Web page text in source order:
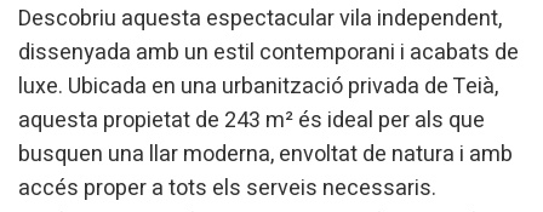
Descobriu aquesta espectacular vila independent,
dissenyada amb un estil contemporani i acabats de
luxe. Ubicada en una urbanització privada de Teià,
aquesta propietat de 243 m² és ideal per als que
busquen una llar moderna, envoltat de natura i amb
accés proper a tots els serveis necessaris.